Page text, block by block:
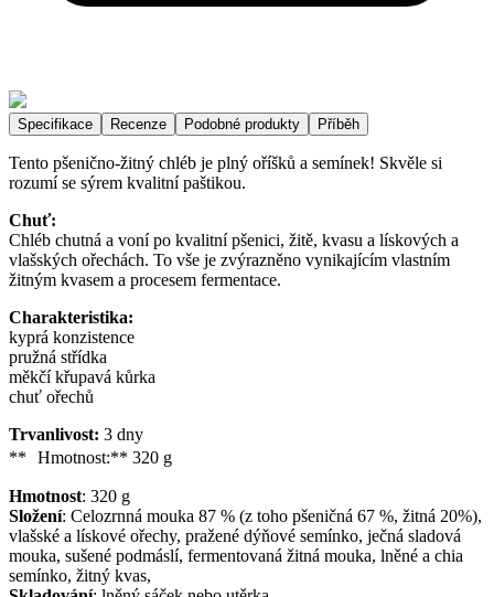
Specifikace Recenze Podobné produkty Příběh
Tento pšenično-žitný chléb je plný oříšků a semínek! Skvěle si
rozumí se sýrem kvalitní paštikou.
Chuť:
Chléb chutná a voní po kvalitní pšenici, žitě, kvasu a lískových a
vlašských ořechách. To vše je zvýrazněno vynikajícím vlastním
žitným kvasem a procesem fermentace.
Charakteristika:
kyprá konzistence
pružná střídka
měkčí křupavá kůrka
chuť ořechů
Trvanlivost: 3 dny
** Hmotnost:** 320 g
Hmotnost: 320 g
Složení: Celozrnná mouka 87 % (z toho pšeničná 67 %, žitná 20%),
vlašské a lískové ořechy, pražené dýňové semínko, ječná sladová
mouka, sušené podmáslí, fermentovaná žitná mouka, lněné a chia
semínko, žitný kvas,